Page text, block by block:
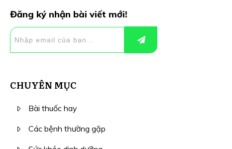
Đăng ký nhận bài viết mới!
CHUYÊN MỤC
Bài thuốc hay
Các bệnh thường gặp